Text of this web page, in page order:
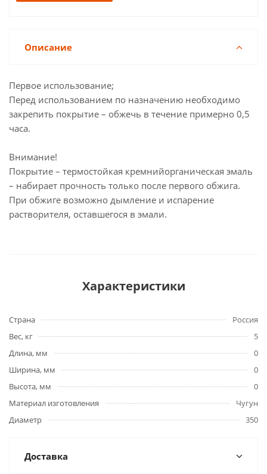
Описание
Первое использование;
Перед использованием по назначению необходимо
закрепить покрытие – обжечь в течение примерно 0,5
часа.
Внимание!
Покрытие – термостойкая кремнийорганическая эмаль
– набирает прочность только после первого обжига.
При обжиге возможно дымление и испарение
растворителя, оставшегося в эмали.
Характеристики
Страна
Россия
Вес, кг
5
Длина, мм
0
Ширина, мм
0
Высота, мм
0
Материал изготовления
Чугун
Диаметр
350
Доставка